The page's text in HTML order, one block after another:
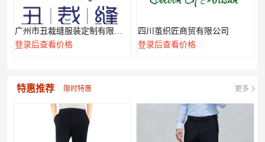
广州市丑裁缝服装定制有限公司
登录后查看价格
四川茧织匠商贸有限公司
登录后查看价格
特惠推荐 限时特惠 更多